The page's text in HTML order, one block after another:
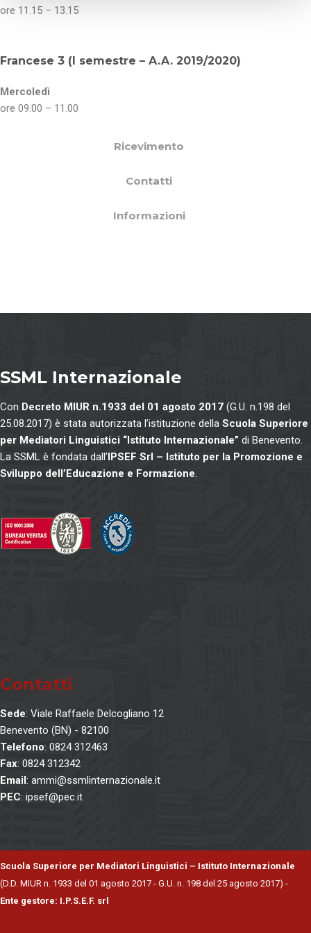
o
ore 11.15 – 13.15
Francese 3 (I semestre – A.A. 2019/2020)
Mercoledì
ore 09.00 – 11.00
Ricevimento
Contatti
Informazioni
SSML Internazionale
Con Decreto MIUR n.1933 del 01 agosto 2017 (G.U. n.198 del
25.08.2017) è stata autorizzata l’istituzione della Scuola Superiore
per Mediatori Linguistici “Istituto Internazionale” di Benevento.
La SSML è fondata dall’ IPSEF Srl – Istituto per la Promozione e
Sviluppo dell’Educazione e Formazione.
Contatti
Sede: Viale Raffaele Delcogliano 12
Benevento (BN) - 82100
Telefono: 0824 312463
Fax: 0824 312342
Email : ammi@ssmlinternazionale.it
PEC: ipsef@pec.it
Scuola Superiore per Mediatori Linguistici – Istituto Internazionale
(D.D. MIUR n. 1933 del 01 agosto 2017 - G.U. n. 198 del 25 agosto 2017) -
Ente gestore: I.P.S.E.F. srl